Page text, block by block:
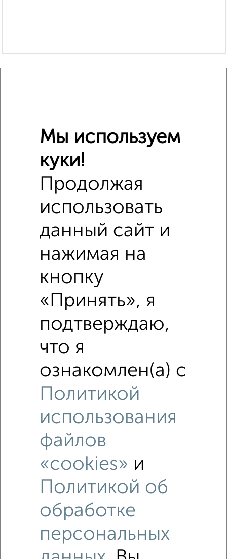
Средняя цена район
Это предложение
Средняя цена по городу
Похожие предложения рядом
Рядом, с меньшей ценой
Недалеко от с ценой ниже
Мы используем
куки!
Продолжая
использовать
данный сайт и
нажимая на
кнопку
«Принять», я
подтверждаю,
что я
ознакомлен(а) с
Политикой
использования
файлов
«cookies» и
Политикой об
обработке
персональных